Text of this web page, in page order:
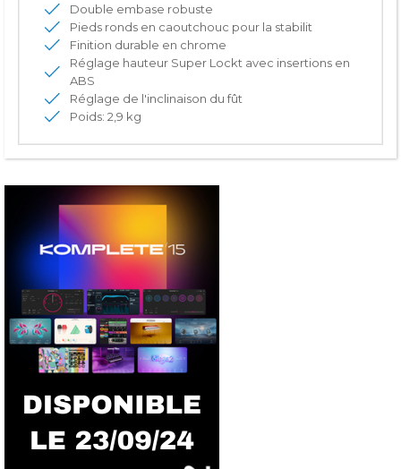
Double embase robuste
Pieds ronds en caoutchouc pour la stabilit
Finition durable en chrome
Réglage hauteur Super Lockt avec insertions en
ABS
Réglage de l'inclinaison du fût
Poids: 2,9 kg